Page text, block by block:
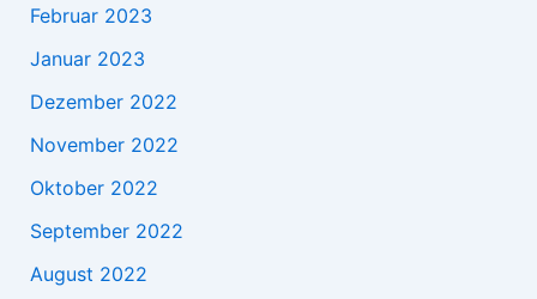
Februar 2023
Januar 2023
Dezember 2022
November 2022
Oktober 2022
September 2022
August 2022